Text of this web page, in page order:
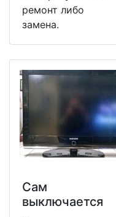
ремонт либо
замена.
Сам
выключается